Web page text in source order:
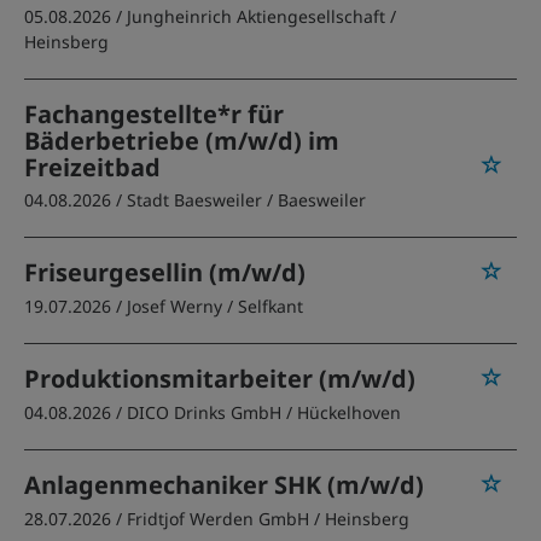
05.08.2026 / Jungheinrich Aktiengesellschaft /
Heinsberg
Fachangestellte*r für
Bäderbetriebe (m/w/d) im
Freizeitbad
04.08.2026 / Stadt Baesweiler / Baesweiler
Friseurgesellin (m/w/d)
19.07.2026 / Josef Werny / Selfkant
Produktionsmitarbeiter (m/w/d)
04.08.2026 / DICO Drinks GmbH / Hückelhoven
Anlagenmechaniker SHK (m/w/d)
28.07.2026 / Fridtjof Werden GmbH / Heinsberg